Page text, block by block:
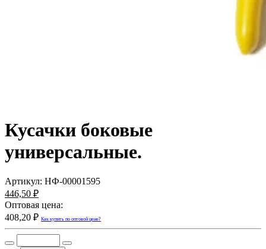
Кусачки боковые
универсальные.
Артикул: НФ-00001595
446,50 ₽
Оптовая цена:
408,20 ₽ Как купить по оптовой цене?